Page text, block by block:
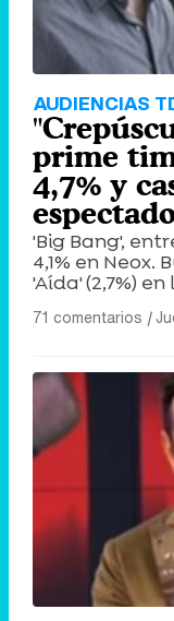
AUDIENCIAS
prime
4,7% y
'Big Bang',
4,1% en
'Aída' (2,7%)
71 comentarios |